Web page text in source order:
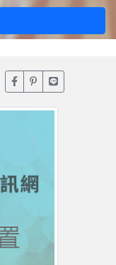
臉書分享(另開新視窗)
噗浪分享(另開新
Line分享(另